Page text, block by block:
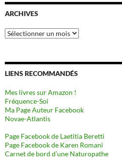
ARCHIVES
Archives
LIENS RECOMMANDÉS
Mes livres sur Amazon !
Fréquence-Soi
Ma Page Auteur Facebook
Novae-Atlantis
Page Facebook de Laetitia Beretti
Page Facebook de Karen Romani
Carnet de bord d’une Naturopathe